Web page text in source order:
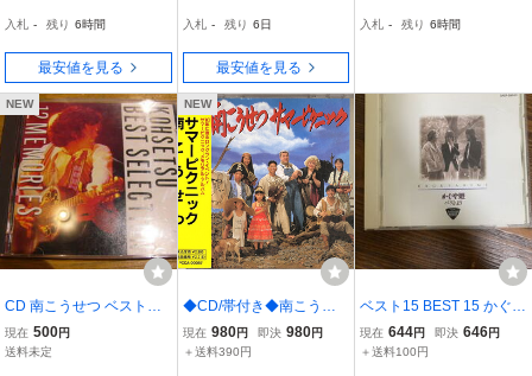
入札 - 残り 6時間
最安値を見る
盤★即決
入札 - 残り 6日
最安値を見る
入札 - 残り 6時間
NEW
CD 南こうせつ ベストセ
レクション BEST
現在 500円
送料未定
NEW
◆CD/帯付き◆南こうせ
つ「サマーピクニック」P
CCA-00087
現在 980円 即決 980円
＋送料390円
ベスト15 BEST 15 かぐや
姫 KAGUYAHIME【CD】
現在 644円 即決 646円
＋送料100円